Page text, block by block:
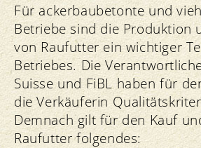
Für ackerbaubetonte und
Betriebe sind die Produktion
von Raufutter ein wichtiger
Betriebes. Die
Suisse und FiBL haben für
die Verkäuferin
Demnach gilt für den Kauf
Raufutter folgendes: